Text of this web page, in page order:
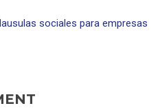
sociales para empresas